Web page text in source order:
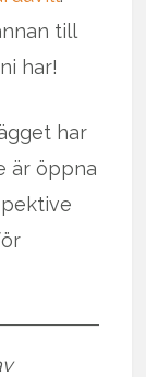
till
har!
har
är öppna